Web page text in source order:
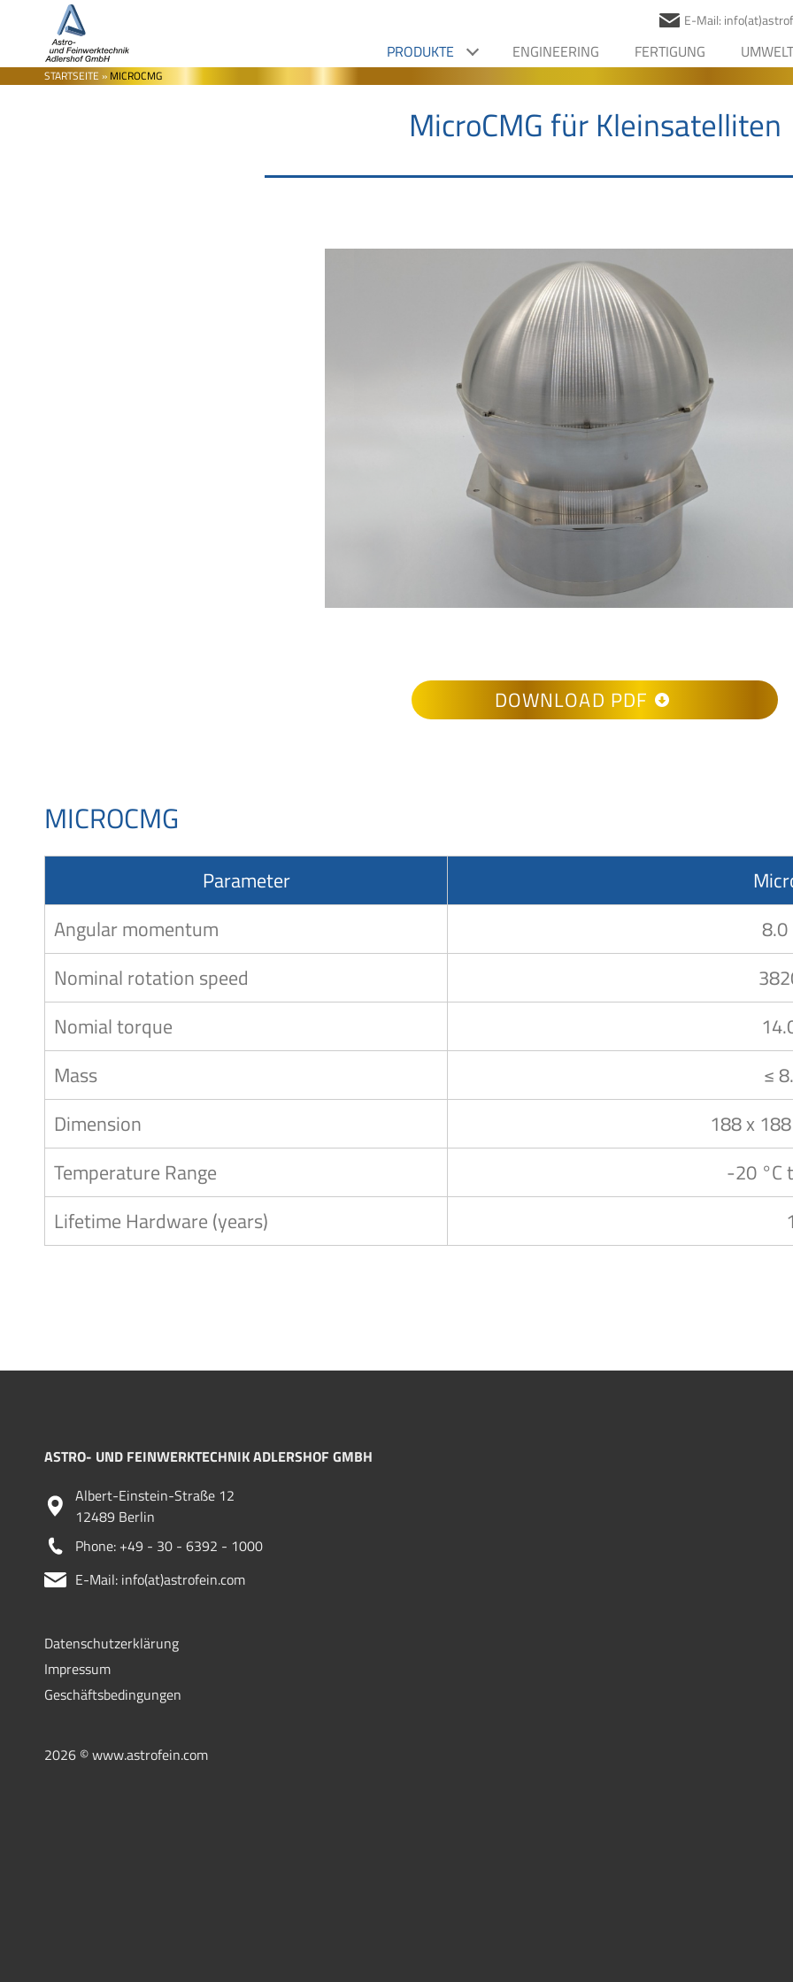
E-Mail:
PRODUKTE ENGINEERING FERTIGUNG
STARTSEITE » MICROCMG
MicroCMG für Kleinsatelliten
DOWNLOAD PDF
MICROCMG
Parameter
Angular momentum
Nominal rotation speed
Nomial torque
Mass
≤
Dimension
188 x
Temperature Range
-20 °C
Lifetime Hardware (years)
ASTRO- UND FEINWERKTECHNIK ADLERSHOF GMBH
Albert-Einstein-Straße 12
12489 Berlin
Phone: +49 - 30 - 6392 - 1000
E-Mail: info(at)astrofein.com
Datenschutzerklärung
Impressum
Geschäftsbedingungen
2026 © www.astrofein.com